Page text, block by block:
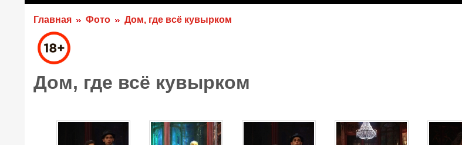
Главная Фото Дом, где всё кувырком
Дом, где всё кувырком